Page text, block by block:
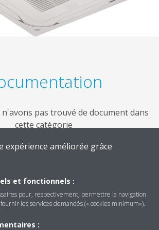
pas trouvé de document dans
cette catégorie
expérience améliorée grâce
et fonctionnels :
pour, respectivement, permettre la navigation
les services demandés (« cookies minimum»).
: